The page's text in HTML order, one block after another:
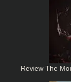
Review The